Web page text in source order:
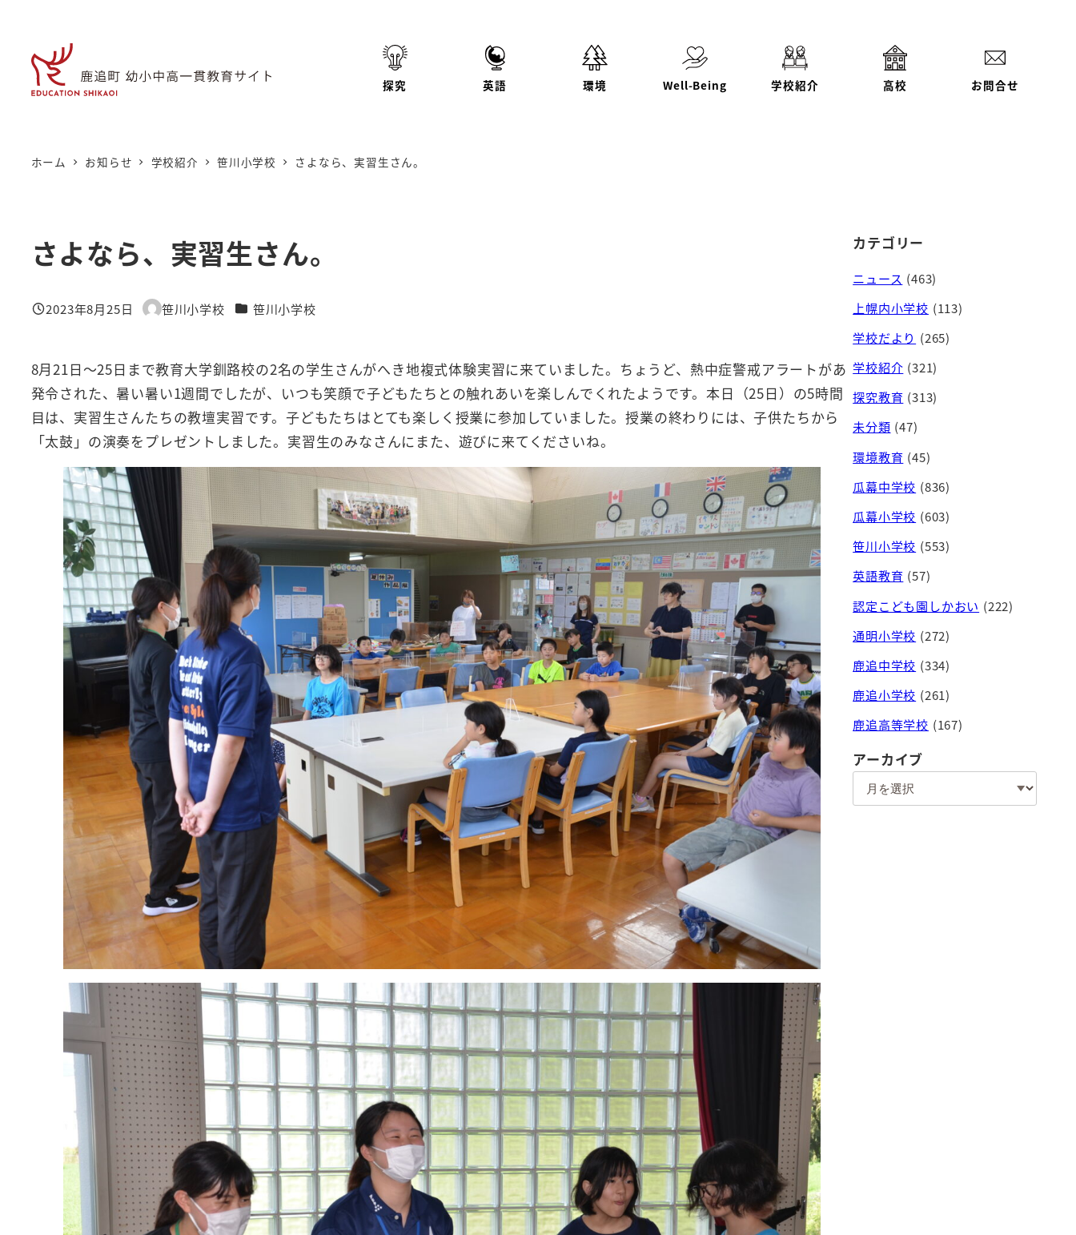
探究 英語 環境 Well-Being 学校紹介 高校 お問合せ
ホーム お知らせ 学校紹介 笹川小学校 さよなら、実習生さん。
さよなら、実習生さん。
投稿日
2023年8月25日
著
笹川小学校 カテゴリー
笹川小学校
8月21日～25日まで教育大学釧路校の2名の学生さんがへき地複式体験実習に来ていました。ちょうど、熱中症警戒アラートがあ
発令された、暑い暑い1週間でしたが、いつも笑顔で子どもたちとの触れあいを楽しんでくれたようです。本日（25日）の5時間
目は、実習生さんたちの教壇実習です。子どもたちはとても楽しく授業に参加していました。授業の終わりには、子供たちから
「太鼓」の演奏をプレゼントしました。実習生のみなさんにまた、遊びに来てくださいね。
カテゴリー
ニュース (463)
上幌内小学校 (113)
学校だより (265)
学校紹介 (321)
探究教育 (313)
未分類 (47)
環境教育 (45)
瓜幕中学校 (836)
瓜幕小学校 (603)
笹川小学校 (553)
英語教育 (57)
認定こども園しかおい (222)
通明小学校 (272)
鹿追中学校 (334)
鹿追小学校 (261)
鹿追高等学校 (167)
アーカイブ